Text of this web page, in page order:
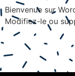
Bienvenue sur
Modifiez-le ou